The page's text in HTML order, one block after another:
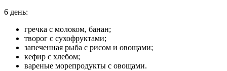
6 день:
гречка с молоком, банан;
творог с сухофруктами;
запеченная рыба с рисом и овощами;
кефир с хлебом;
вареные морепродукты с овощами.